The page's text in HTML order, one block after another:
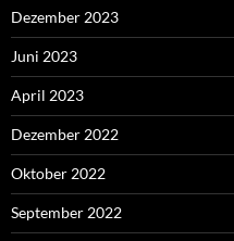
Dezember 2023
Juni 2023
April 2023
Dezember 2022
Oktober 2022
September 2022